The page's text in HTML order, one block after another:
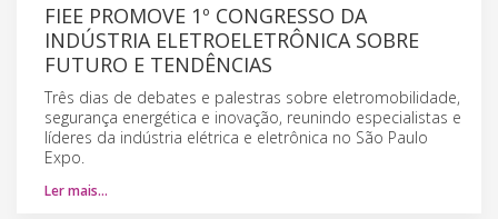
FIEE PROMOVE 1º CONGRESSO DA
INDÚSTRIA ELETROELETRÔNICA SOBRE
FUTURO E TENDÊNCIAS
Três dias de debates e palestras sobre eletromobilidade,
segurança energética e inovação, reunindo especialistas e
líderes da indústria elétrica e eletrônica no São Paulo
Expo.
Ler mais…